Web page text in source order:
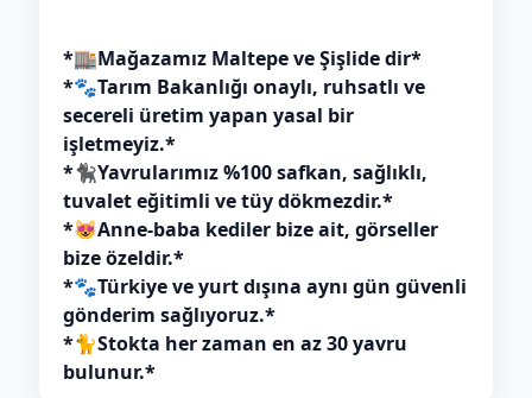
*🏬Mağazamız Maltepe ve Şişlide dir*
*🐾Tarım Bakanlığı onaylı, ruhsatlı ve
secereli üretim yapan yasal bir
işletmeyiz.*
*🐈‍⬛Yavrularımız %100 safkan, sağlıklı,
tuvalet eğitimli ve tüy dökmezdir.*
*😻Anne-baba kediler bize ait, görseller
bize özeldir.*
*🐾Türkiye ve yurt dışına aynı gün güvenli
gönderim sağlıyoruz.*
*🐈Stokta her zaman en az 30 yavru
bulunur.*